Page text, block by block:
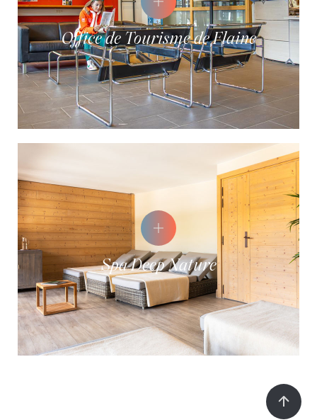
Office de Tourisme de Flaine
Spa Deep Nature